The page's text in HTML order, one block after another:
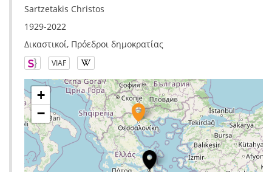
Sartzetakis Christos
1929-2022
Δικαστικοί, Πρόεδροι δημοκρατίας
VIAF
+
−